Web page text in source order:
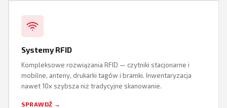
Systemy RFID
Kompleksowe rozwiązania RFID — czytniki stacjonarne i
mobilne, anteny, drukarki tagów i bramki. Inwentaryzacja
nawet 10x szybsza niż tradycyjne skanowanie.
SPRAWDŹ →